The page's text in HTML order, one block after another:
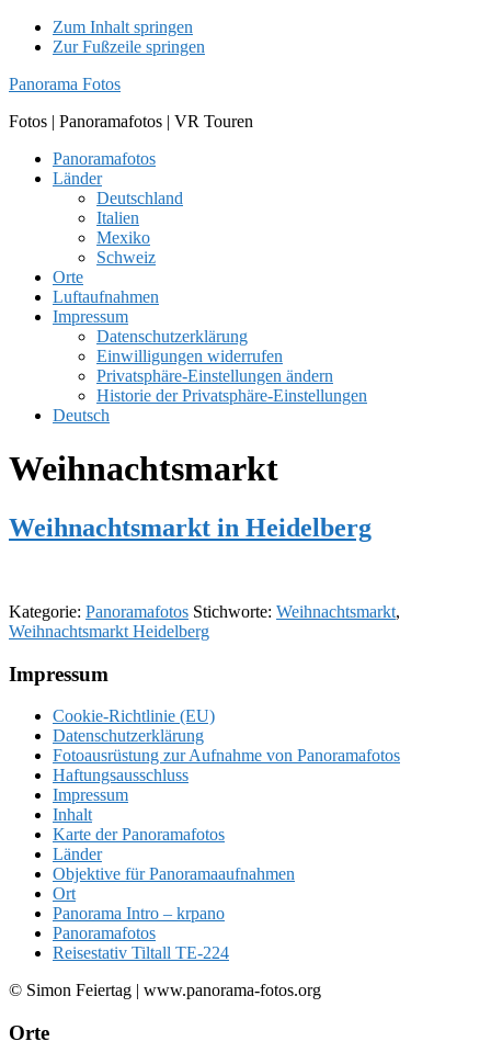
Zum Inhalt springen
Zur Fußzeile springen
Panorama Fotos
Fotos | Panoramafotos | VR Touren
Panoramafotos
Länder
Deutschland
Italien
Mexiko
Schweiz
Orte
Luftaufnahmen
Impressum
Datenschutzerklärung
Einwilligungen widerrufen
Privatsphäre-Einstellungen ändern
Historie der Privatsphäre-Einstellungen
Deutsch
Weihnachtsmarkt
Weihnachtsmarkt in Heidelberg
Kategorie: Panoramafotos Stichworte: Weihnachtsmarkt,
Weihnachtsmarkt Heidelberg
Footer
Impressum
Cookie-Richtlinie (EU)
Datenschutzerklärung
Fotoausrüstung zur Aufnahme von Panoramafotos
Haftungsausschluss
Impressum
Inhalt
Karte der Panoramafotos
Länder
Objektive für Panoramaaufnahmen
Ort
Panorama Intro – krpano
Panoramafotos
Reisestativ Tiltall TE-224
© Simon Feiertag | www.panorama-fotos.org
Orte